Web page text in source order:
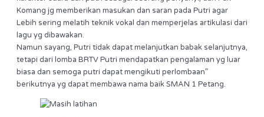
Komang jg memberikan masukan dan saran pada Putri agar
Lebih sering melatih teknik vokal dan memperjelas artikulasi dari
lagu yg dibawakan.
Namun sayang, Putri tidak dapat melanjutkan babak selanjutnya,
tetapi dari lomba BRTV Putri mendapatkan pengalaman yg luar
biasa dan semoga putri dapat mengikuti perlombaan”
berikutnya yg dapat membawa nama baik SMAN 1 Petang.